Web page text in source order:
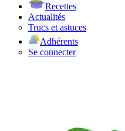
Recettes
Actualités
Trucs et astuces
Adhérents
Se connecter